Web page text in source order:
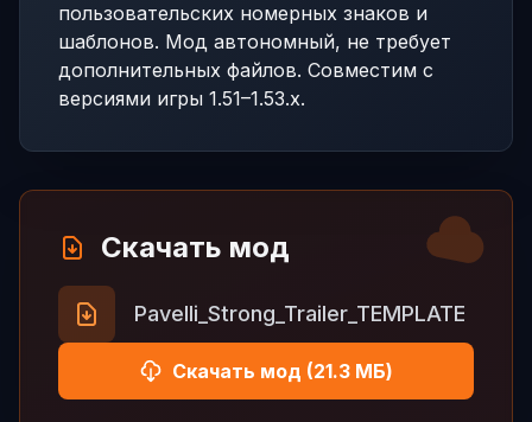
пользовательских номерных знаков и
шаблонов. Мод автономный, не требует
дополнительных файлов. Совместим с
версиями игры 1.51–1.53.x.
Скачать мод
Pavelli_Strong_Trailer_TEMPLATE
Скачать мод (21.3 МБ)